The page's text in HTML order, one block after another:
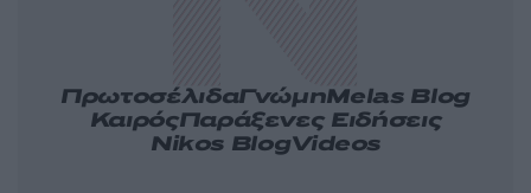
ΠρωτοσέλιδαΓνώμηMelas Blog
ΚαιρόςΠαράξενες Ειδήσεις
Nikos BlogVideos